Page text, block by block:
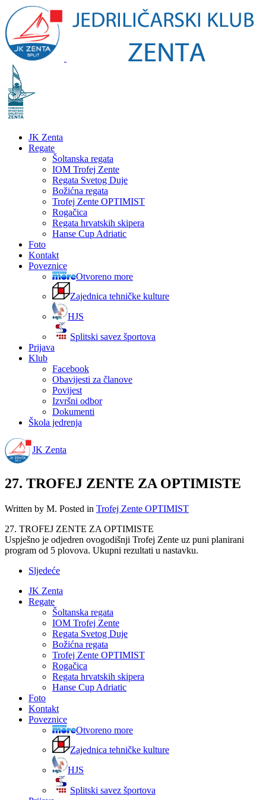
JK Zenta
Regate
Šoltanska regata
IOM Trofej Zente
Regata Svetog Duje
Božićna regata
Trofej Zente OPTIMIST
Rogačica
Regata hrvatskih skipera
Hanse Cup Adriatic
Foto
Kontakt
Poveznice
Otvoreno more
Zajednica tehničke kulture
HJS
Splitski savez športova
Prijava
Klub
Facebook
Obavijesti za članove
Povijest
Izvršni odbor
Dokumenti
Škola jedrenja
JK Zenta
27. TROFEJ ZENTE ZA OPTIMISTE
Written by M. Posted in Trofej Zente OPTIMIST
27. TROFEJ ZENTE ZA OPTIMISTE
Uspješno je odjedren ovogodišnji Trofej Zente uz puni planirani
program od 5 plovova. Ukupni rezultati u nastavku.
Sljedeće
JK Zenta
Regate
Šoltanska regata
IOM Trofej Zente
Regata Svetog Duje
Božićna regata
Trofej Zente OPTIMIST
Rogačica
Regata hrvatskih skipera
Hanse Cup Adriatic
Foto
Kontakt
Poveznice
Otvoreno more
Zajednica tehničke kulture
HJS
Splitski savez športova